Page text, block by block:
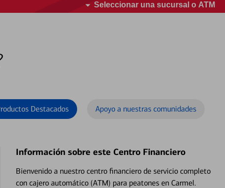
Seleccionar una sucursal o ATM
Destacados Apoyo a nuestras comunidades
Información sobre este Centro Financiero
Bienvenido a nuestro centro financiero de servicio completo
con cajero automático (ATM) para peatones en Carmel.